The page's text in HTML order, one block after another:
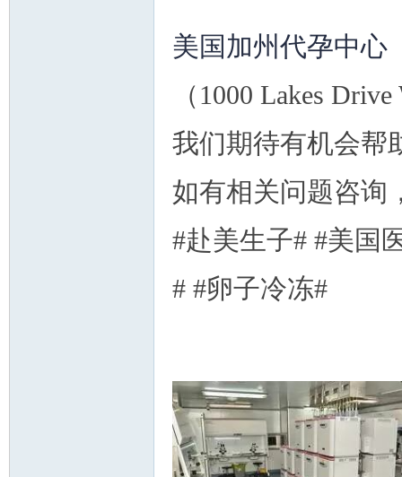
美国加州代孕中心
（1000 Lakes
我们期待有机会帮
如有相关问题咨询
#赴美生子# #美国
# #卵子冷冻#